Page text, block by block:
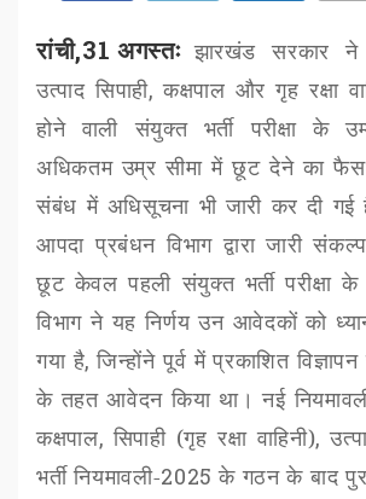
रांची,31 अगस्तः झारखंड सरकार
उत्पाद सिपाही,कक्षपाल और गृह रक्षा
होने वाली संयुक्त भर्ती परीक्षा के
अधिकतम उम्र सीमा में छूट देने का
संबंध में अधिसूचना भी जारी कर दी
आपदा प्रबंधन विभाग द्वारा जारी
छूट केवल पहली संयुक्त भर्ती परीक्षा के
विभाग ने यह निर्णय उन आवेदकों को
गया है,जिन्होंने पूर्व में प्रकाशित
के तहत आवेदन किया था। नई
कक्षपाल,सिपाही (गृह रक्षा वाहिनी),
भर्ती नियमावली-2025के गठन के बाद